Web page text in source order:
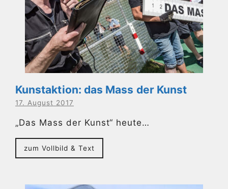
Kunstaktion: das Mass der Kunst
17. August 2017
„Das Mass der Kunst“ heute…
zum Vollbild & Text